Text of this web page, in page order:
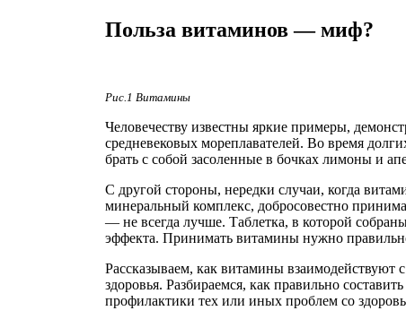
Польза витаминов — миф?
Рис.1 Витамины
Человечеству известны яркие примеры,
средневековых мореплавателей. Во время
брать с собой засоленные в бочках лимоны и
С другой стороны, нередки случаи, когда
минеральный комплекс, добросовестно
— не всегда лучше. Таблетка, в которой
эффекта. Принимать витамины нужно
Рассказываем, как витамины
здоровья. Разбираемся, как правильно
профилактики тех или иных проблем со